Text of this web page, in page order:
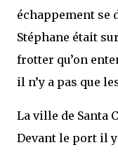
échappement se
Stéphane était
frotter qu’on
il n’y a pas que
La ville de Santa
Devant le port il y